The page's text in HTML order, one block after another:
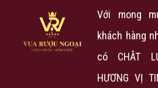
Với mong
khách hàng
có CHÂT
HƯƠNG VỊ